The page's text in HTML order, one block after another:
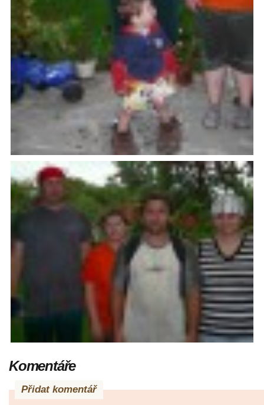
Komentáře
Přidat komentář